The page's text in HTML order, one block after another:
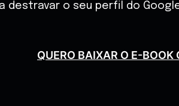
destravar o seu perfil do
QUERO BAIXAR O E-BOOK